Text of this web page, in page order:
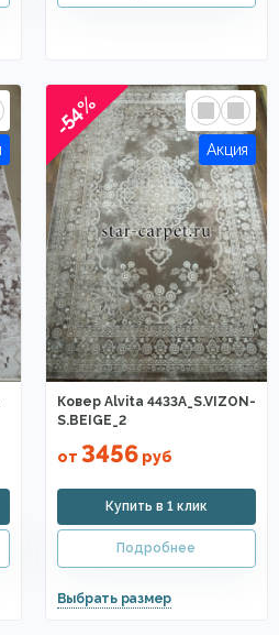
-54%
Ковер Alvita 4433A_S.VIZON-
S.BEIGE_2
от 3456руб